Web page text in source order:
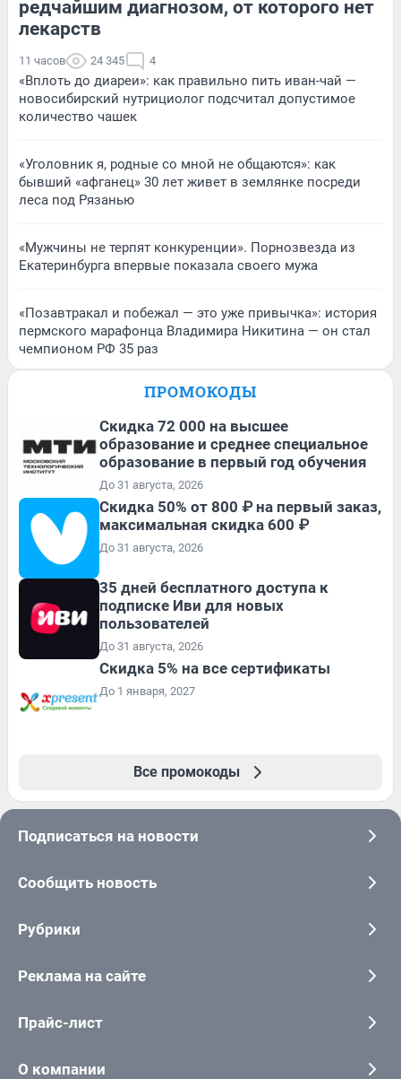
редчайшим диагнозом, от которого нет
лекарств
11 часов 24 345 4
«Вплоть до диареи»: как правильно пить иван-чай —
новосибирский нутрициолог подсчитал допустимое
количество чашек
«Уголовник я, родные со мной не общаются»: как
бывший «афганец» 30 лет живет в землянке посреди
леса под Рязанью
«Мужчины не терпят конкуренции». Порнозвезда из
Екатеринбурга впервые показала своего мужа
«Позавтракал и побежал — это уже привычка»: история
пермского марафонца Владимира Никитина — он стал
чемпионом РФ 35 раз
ПРОМОКОДЫ
Скидка 72 000 на высшее
образование и среднее специальное
образование в первый год обучения
До 31 августа, 2026
Скидка 50% от 800 ₽ на первый заказ,
максимальная скидка 600 ₽
До 31 августа, 2026
35 дней бесплатного доступа к
подписке Иви для новых
пользователей
До 31 августа, 2026
Скидка 5% на все сертификаты
До 1 января, 2027
Все промокоды
Подписаться на новости
Сообщить новость
Рубрики
Реклама на сайте
Прайс-лист
О компании